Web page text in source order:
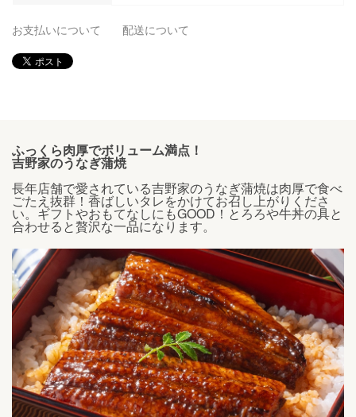
お支払いについて 配送について
ふっくら肉厚でボリューム満点！
吉野家のうなぎ蒲焼
長年店舗で愛されている吉野家のうなぎ蒲焼は肉厚で食べ
ごたえ抜群！香ばしいタレをかけてお召し上がりくださ
い。ギフトやおもてなしにもGOOD！とろろや牛丼の具と
合わせると贅沢な一品になります。